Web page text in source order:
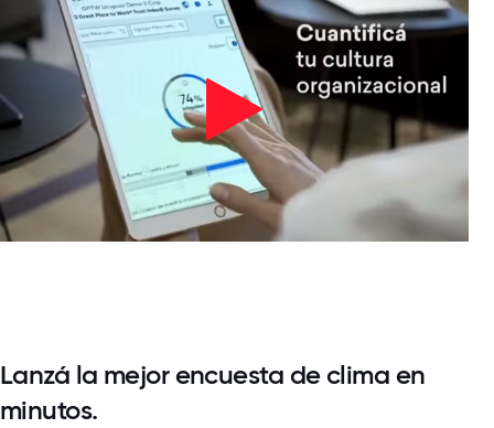
Lanzá la mejor encuesta de clima en
minutos.